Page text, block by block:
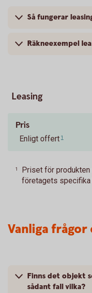
Så fungerar
Räkneexempel
Leasing
Pris
Enligt offert 1
1
Priset för
företagets specifika
Vanliga frågor
Finns det objekt
sådant fall vilka?